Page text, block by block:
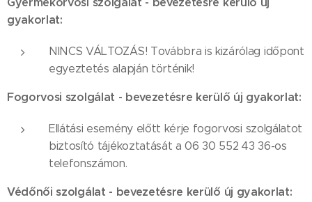
gyakorlat:
NINCS VÁLTOZÁS! Továbbra is kizárólag időpont
egyeztetés alapján történik!
Fogorvosi szolgálat - bevezetésre kerülő új gyakorlat:
Ellátási esemény előtt kérje fogorvosi szolgálatot
biztosító tájékoztatását a 06 30 552 43 36-os
telefonszámon.
Védőnői szolgálat - bevezetésre kerülő új gyakorlat: